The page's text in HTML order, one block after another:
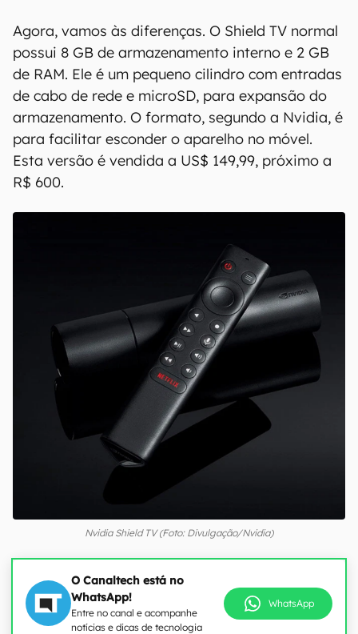
Agora, vamos às diferenças. O Shield TV normal
possui 8 GB de armazenamento interno e 2 GB
de RAM. Ele é um pequeno cilindro com entradas
de cabo de rede e microSD, para expansão do
armazenamento. O formato, segundo a Nvidia, é
para facilitar esconder o aparelho no móvel.
Esta versão é vendida a US$ 149,99, próximo a
R$ 600.
Nvidia Shield TV (Foto: Divulgação/Nvidia)
O Canaltech está no
WhatsApp!
Entre no canal e acompanhe
notícias e dicas de tecnologia
WhatsApp